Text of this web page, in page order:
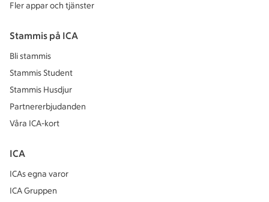
Fler appar och tjänster
Stammis på ICA
Bli stammis
Stammis Student
Stammis Husdjur
Partnererbjudanden
Våra ICA-kort
ICA
ICAs egna varor
ICA Gruppen